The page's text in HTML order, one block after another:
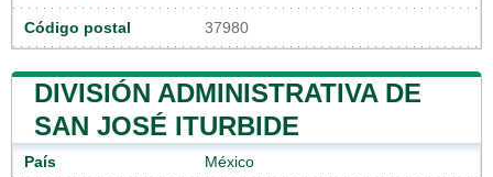
Código postal 37980
DIVISIÓN ADMINISTRATIVA DE
SAN JOSÉ ITURBIDE
País México